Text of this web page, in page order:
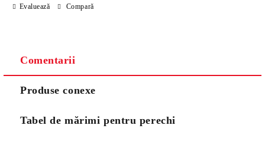
Evaluează Compară
Comentarii
Produse conexe
Tabel de mărimi pentru perechi